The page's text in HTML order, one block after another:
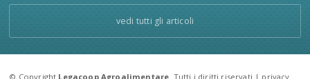
vedi tutti gli articoli
© Copyright Legacoop Agroalimentare . Tutti i diritti riservati | privacy